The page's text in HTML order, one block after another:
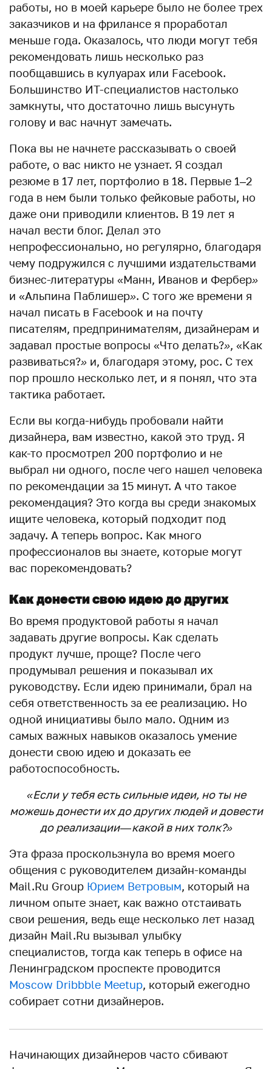
работы, но в моей карьере было не более трех
заказчиков и на фрилансе я проработал
меньше года. Оказалось, что люди могут тебя
рекомендовать лишь несколько раз
пообщавшись в кулуарах или Facebook.
Большинство ИТ-специалистов настолько
замкнуты, что достаточно лишь высунуть
голову и вас начнут замечать.
Пока вы не начнете рассказывать о своей
работе, о вас никто не узнает. Я создал
резюме в 17 лет, портфолио в 18. Первые 1–2
года в нем были только фейковые работы, но
даже они приводили клиентов. В 19 лет я
начал вести блог. Делал это
непрофессионально, но регулярно, благодаря
чему подружился с лучшими издательствами
бизнес-литературы «Манн, Иванов и Фербер»
и «Альпина Паблишер». С того же времени я
начал писать в Facebook и на почту
писателям, предпринимателям, дизайнерам и
задавал простые вопросы «Что делать?», «Как
развиваться?» и, благодаря этому, рос. С тех
пор прошло несколько лет, и я понял, что эта
тактика работает.
Если вы когда-нибудь пробовали найти
дизайнера, вам известно, какой это труд. Я
как-то просмотрел 200 портфолио и не
выбрал ни одного, после чего нашел человека
по рекомендации за 15 минут. А что такое
рекомендация? Это когда вы среди знакомых
ищите человека, который подходит под
задачу. А теперь вопрос. Как много
профессионалов вы знаете, которые могут
вас порекомендовать?
Как донести свою идею до других
Во время продуктовой работы я начал
задавать другие вопросы. Как сделать
продукт лучше, проще? После чего
продумывал решения и показывал их
руководству. Если идею принимали, брал на
себя ответственность за ее реализацию. Но
одной инициативы было мало. Одним из
самых важных навыков оказалось умение
донести свою идею и доказать ее
работоспособность.
«Если у тебя есть сильные идеи, но ты не
можешь донести их до других людей и довести
до реализации — какой в них толк?»
Эта фраза проскользнула во время моего
общения с руководителем дизайн-команды
Mail.Ru Group Юрием Ветровым, который на
личном опыте знает, как важно отстаивать
свои решения, ведь еще несколько лет назад
дизайн Mail.Ru вызывал улыбку
специалистов, тогда как теперь в офисе на
Ленинградском проспекте проводится
Moscow Dribbble Meetup, который ежегодно
собирает сотни дизайнеров.
Начинающих дизайнеров часто сбивают